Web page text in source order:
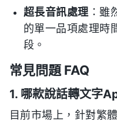
超長音訊處理：雖
的單一品項處理時
段。
常見問題 FAQ
1. 哪款說話轉文字
目前市場上，針對繁